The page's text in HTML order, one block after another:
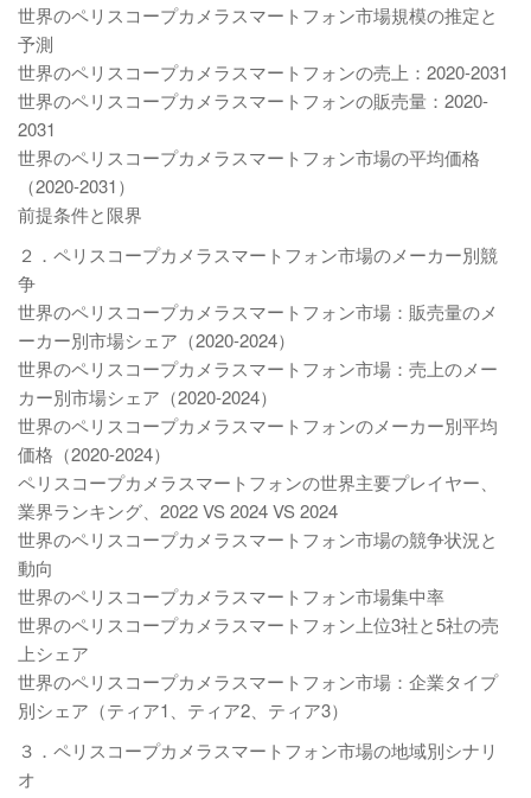
世界のペリスコープカメラスマートフォン市場規模の推定と
予測
世界のペリスコープカメラスマートフォンの売上：2020-2031
世界のペリスコープカメラスマートフォンの販売量：2020-
2031
世界のペリスコープカメラスマートフォン市場の平均価格
（2020-2031）
前提条件と限界
２．ペリスコープカメラスマートフォン市場のメーカー別競
争
世界のペリスコープカメラスマートフォン市場：販売量のメ
ーカー別市場シェア（2020-2024）
世界のペリスコープカメラスマートフォン市場：売上のメー
カー別市場シェア（2020-2024）
世界のペリスコープカメラスマートフォンのメーカー別平均
価格（2020-2024）
ペリスコープカメラスマートフォンの世界主要プレイヤー、
業界ランキング、2022 VS 2024 VS 2024
世界のペリスコープカメラスマートフォン市場の競争状況と
動向
世界のペリスコープカメラスマートフォン市場集中率
世界のペリスコープカメラスマートフォン上位3社と5社の売
上シェア
世界のペリスコープカメラスマートフォン市場：企業タイプ
別シェア（ティア1、ティア2、ティア3）
３．ペリスコープカメラスマートフォン市場の地域別シナリ
オ